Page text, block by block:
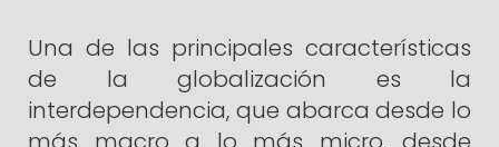
Una de las principales características
de la globalización es la
interdependencia, que abarca desde lo